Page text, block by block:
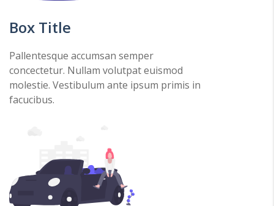
Box Title
Pallentesque accumsan semper
concectetur. Nullam volutpat euismod
molestie. Vestibulum ante ipsum primis in
facucibus.